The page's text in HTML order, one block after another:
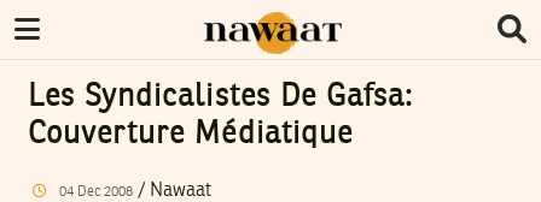
Les Syndicalistes De Gafsa:
Couverture Médiatique
04 Dec 2008/ Nawaat